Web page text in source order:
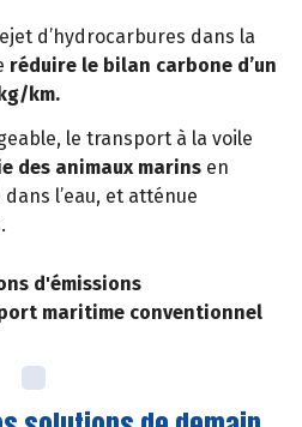
d’hydrocarbures dans la
réduire le bilan carbone d’un
km.
le transport à la voile
des animaux marins en
l’eau, et atténue
d'émissions
maritime conventionnel